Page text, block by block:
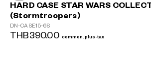
HARD CASE STAR WARS
(Stormtroopers)
DN-CASE15-6S
THB390.00 common.plus-tax